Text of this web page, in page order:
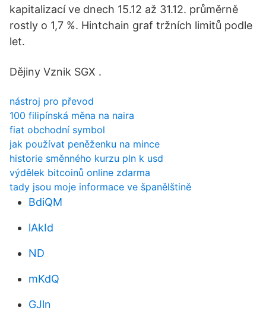
kapitalizací ve dnech 15.12 až 31.12. průměrně
rostly o 1,7 %. Hintchain graf tržních limitů podle
let.
Dějiny Vznik SGX .
nástroj pro převod
100 filipínská měna na naira
fiat obchodní symbol
jak používat peněženku na mince
historie směnného kurzu pln k usd
výdělek bitcoinů online zdarma
tady jsou moje informace ve španělštině
BdiQM
lAkId
ND
mKdQ
GJln